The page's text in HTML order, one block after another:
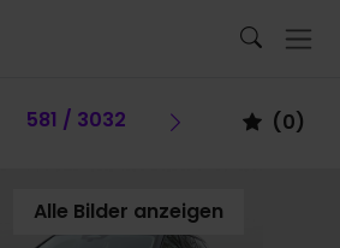
Vorheriges Fahrzeug
581 / 3032 Vorheriges
(0)
Alle Bilder anzeigen